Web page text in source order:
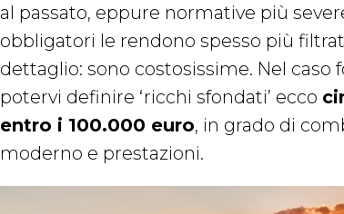
al passato, eppure normative più
obbligatori le rendono spesso più
dettaglio: sono costosissime. Nel
potervi definire ‘ricchi sfondati’ ecco
entro i 100.000 euro, in grado di
moderno e prestazioni.